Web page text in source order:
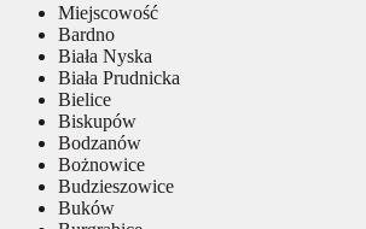
Miejscowość
Bardno
Biała Nyska
Biała Prudnicka
Bielice
Biskupów
Bodzanów
Bożnowice
Budzieszowice
Buków